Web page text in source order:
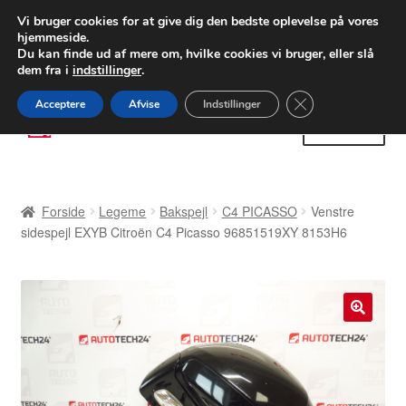
LEVERING fra 55 kr.
FEDEX verdensomspændende forsendelse
80 82 72 02
Spring
til
Spring
til
Betalinger
Forside Legeme Bakspejl C4 PICASSO
Venstre
sidespejl EXYB Citroën C4 Picasso 96851519XY 8153H6
🔍
Vi bruger cookies for at give dig den bedste oplevelse på vores
hjemmeside.
Du kan finde ud af mere om, hvilke cookies vi bruger, eller slå
dem fra i indstillinger.
Acceptere Afvise Indstillinger Close GDPR